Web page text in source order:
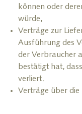
können oder
würde,
Verträge zur
Ausführung des
der Verbraucher
bestätigt hat,
verliert,
Verträge über die